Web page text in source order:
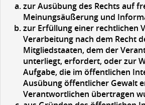
zur Ausübung des Rechts auf
Meinungsäußerung und
zur Erfüllung einer rechtlichen
Verarbeitung nach dem Recht
Mitgliedstaaten, dem der
unterliegt, erfordert, oder zur
Aufgabe, die im öffentlichen
Ausübung öffentlicher Gewalt
Verantwortlichen übertragen